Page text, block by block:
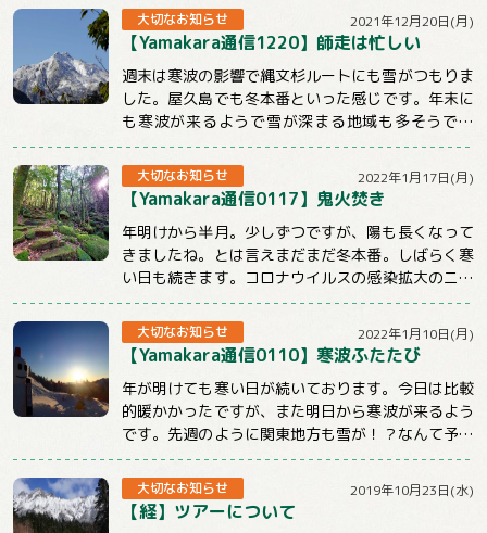
大切なお知らせ 2021年12月20日(月)
【Yamakara通信1220】師走は忙しい
週末は寒波の影響で縄文杉ルートにも雪がつもりま
した。屋久島でも冬本番といった感じです。年末に
も寒波が来るようで雪が深まる地域も多そうです
ね。今週のメルマガはnewツアーや屋久島ツアー...
大切なお知らせ 2022年1月17日(月)
【Yamakara通信0117】鬼火焚き
年明けから半月。少しずつですが、陽も長くなって
きましたね。とは言えまだまだ冬本番。しばらく寒
い日も続きます。コロナウイルスの感染拡大のニュ
ースも気になる状況ですが、体調管理と感染対策...
大切なお知らせ 2022年1月10日(月)
【Yamakara通信0110】寒波ふたたび
年が明けても寒い日が続いております。今日は比較
的暖かかったですが、また明日から寒波が来るよう
です。先週のように関東地方も雪が！？なんて予報
もチラホラでています。山に行くときもそうでな...
大切なお知らせ 2019年10月23日(水)
【経】ツアーについて